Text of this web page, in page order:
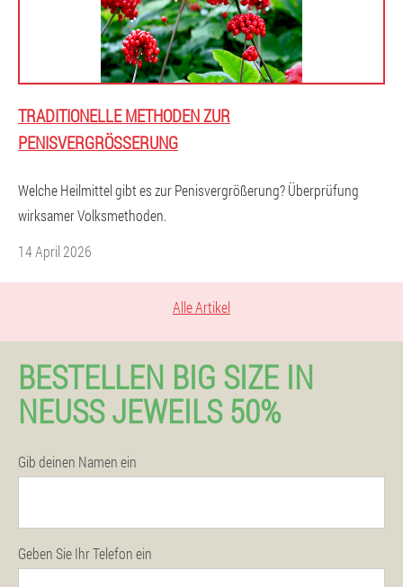
TRADITIONELLE METHODEN ZUR
PENISVERGRÖSSERUNG
Welche Heilmittel gibt es zur Penisvergrößerung? Überprüfung
wirksamer Volksmethoden.
14 April 2026
Alle Artikel
BESTELLEN BIG SIZE IN
NEUSS JEWEILS 50%
Gib deinen Namen ein
Geben Sie Ihr Telefon ein